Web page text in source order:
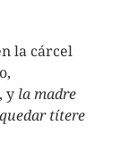
la cárcel
y la madre
títere